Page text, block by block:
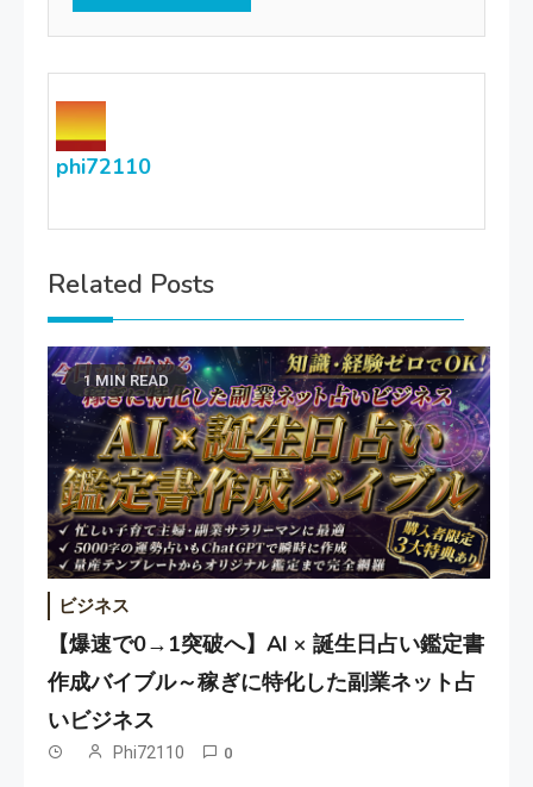
phi72110
Related Posts
1 MIN READ
ビジネス
【爆速で0→1突破へ】AI × 誕生日占い鑑定書
作成バイブル～稼ぎに特化した副業ネット占
いビジネス
Phi72110 0